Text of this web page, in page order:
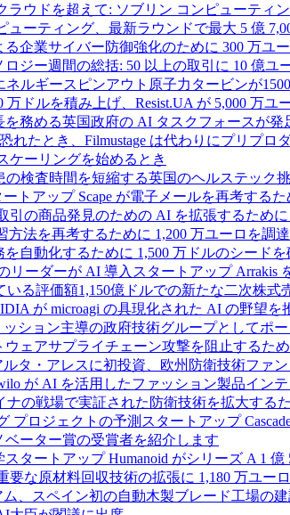
ラウドを超えて: ソブリン コンピューティ
ューティング、最新ラウンドで最大 5 億
る企業サイバー防御強化のために 300 万ユ
ジー週間の総括: 50 以上の取引に 10 億ユ
ルギースピンアウト原子力タービンが
万ドルを積み上げ、Resist.UA が 5,000 万
を務める英国政府の AI タスクフォースが発
れたとき、Filmustage は代わりにプリプロ
ケーリングを始めるとき
検査時間を短縮する英国のヘルステック
ートアップ Scape が電子メールを再考する
引の商品発見のための AI を拡張するため
方法を再考するために 1,200 万ユーロを調達
自動化するために 1,500 万ドルのシードを
リーダーが AI 導入スタートアップ Arrakis
いる評価額1,150億ドルでの新たな二次株式
が microagi の具現化された AI の野望を
ッション主導の政府技術グループとしてポ
ェアサプライチェーン攻撃を阻止するた
タ・アレスに初投資、欧州防衛技術ファ
が AI を活用したファッション製品イン
ナの戦場で実証された防衛技術を拡大する
プロジェクトの予測スタートアップ
ベーター賞の受賞者を紹介します
タートアップ Humanoid がシリーズ A 1
要な原材料回収技術の拡張に 1,180 万ユー
、スペイン初の自動木製ブレード工場の